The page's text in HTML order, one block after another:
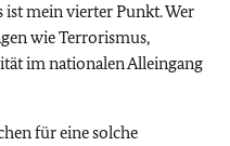
ist mein vierter Punkt. Wer
wie Terrorismus,
im nationalen Alleingang
für eine solche